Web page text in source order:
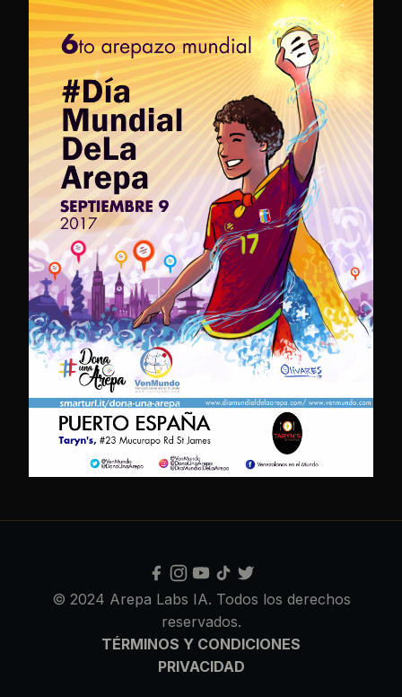
© 2024 Arepa Labs IA. Todos los derechos
reservados.
TÉRMINOS Y CONDICIONES
PRIVACIDAD